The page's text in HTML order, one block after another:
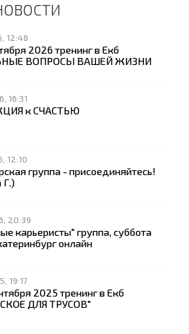
12:48
2026 тренинг в Екб
ВОПРОСЫ ВАШЕЙ ЖИЗНИ
16:31
к СЧАСТЬЮ
12:10
группа - присоединяйтесь!
Г.)
20:39
карьеристы" группа, суббота
онлайн
19:17
2025 тренинг в Екб
ДЛЯ ТРУСОВ"